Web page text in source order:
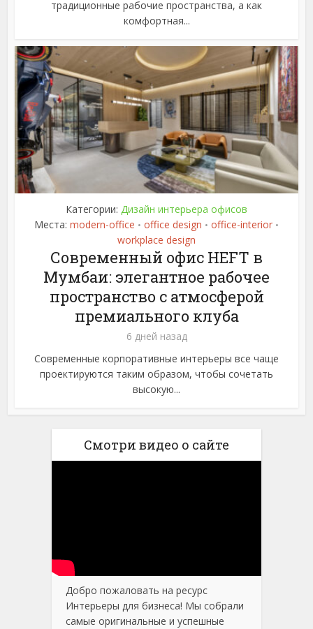
традиционные рабочие пространства, а как
комфортная...
Категории: Дизайн интерьера офисов
Места: modern-office • office design • office-interior •
workplace design
Современный офис HEFT в
Мумбаи: элегантное рабочее
пространство с атмосферой
премиального клуба
6 дней назад
Современные корпоративные интерьеры все чаще
проектируются таким образом, чтобы сочетать
высокую...
Смотри видео о сайте
Добро пожаловать на ресурс
Интерьеры для бизнеса! Мы собрали
самые оригинальные и успешные